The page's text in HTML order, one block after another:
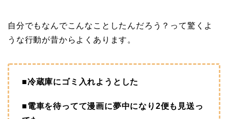
自分でもなんでこんなことしたんだろう？って驚くよ
うな行動が昔からよくあります。
■冷蔵庫にゴミ入れようとした
■電車を待ってて漫画に夢中になり2便も見送っ